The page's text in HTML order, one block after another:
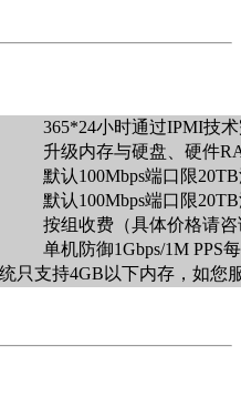
365*24小时通过IPMI技
升级内存与硬盘、硬件
默认100Mbps端口限
默认100Mbps端口限
按组收费（具体价格请咨
单机防御1Gbps/1M PPS
只支持4GB以下内存，如